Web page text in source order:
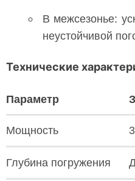
В межсезонье:
неустойчивой
Технические
Параметр
Мощность
Глубина погружения